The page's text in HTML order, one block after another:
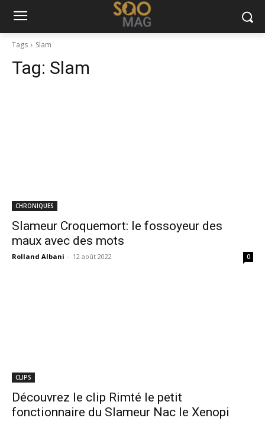
Tags Slam
Tag: Slam
CHRONIQUES
Slameur Croquemort: le fossoyeur des
maux avec des mots
Rolland Albani - 12 août 2022 0
CLIPS
Découvrez le clip Rimté le petit
fonctionnaire du Slameur Nac le Xenopi